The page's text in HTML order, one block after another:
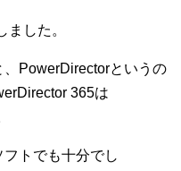
した。
PowerDirectorというの
365は
トでも十分でし